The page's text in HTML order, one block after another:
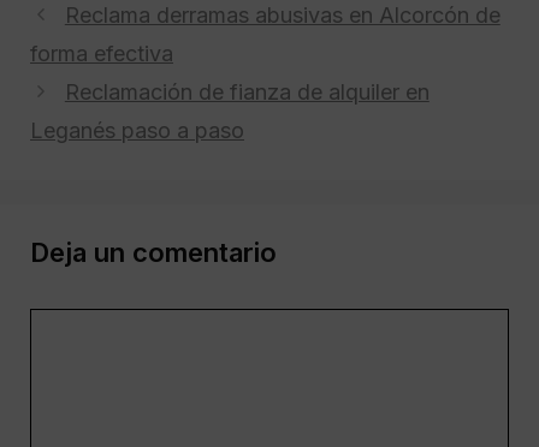
Reclama derramas abusivas en Alcorcón de
forma efectiva
Reclamación de fianza de alquiler en
Leganés paso a paso
Deja un comentario